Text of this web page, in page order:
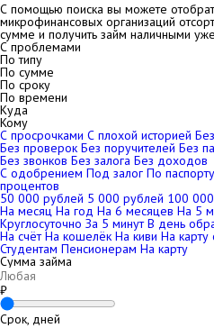
С помощью поиска вы можете
микрофинансовых организаций
сумме и получить займ наличными
С проблемами
По типу
По сумме
По сроку
По времени
Куда
Кому
С просрочками С плохой историей
Без проверок Без поручителей Без
Без звонков Без залога Без доходов
С одобрением Под залог По паспорту
процентов
50 000 рублей 5 000 рублей 100
На месяц На год На 6 месяцев На 5
Круглосуточно За 5 минут В день
На счёт На кошелёк На киви На карту
Студентам Пенсионерам На карту
Сумма займа
₽
Срок, дней